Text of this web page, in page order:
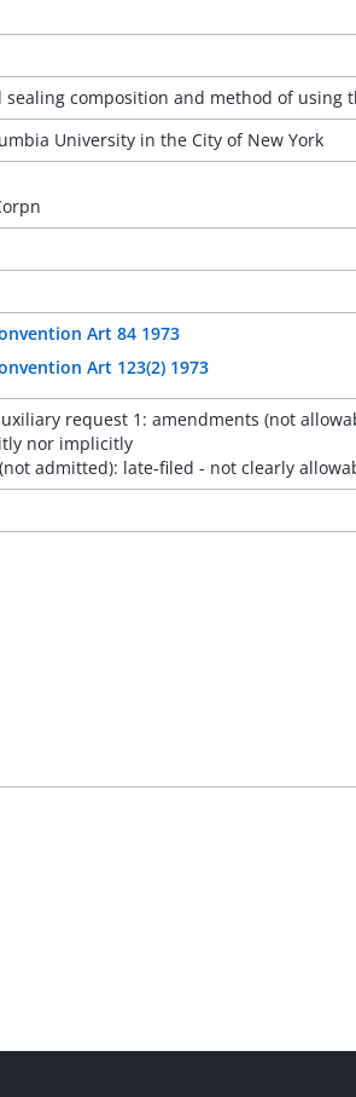
sealing composition and method of using
University in the City of New York
Art 84 1973
Art 123(2) 1973
request 1: amendments (not
nor implicitly
admitted): late-filed - not clearly